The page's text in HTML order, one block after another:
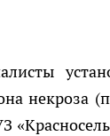
некроза